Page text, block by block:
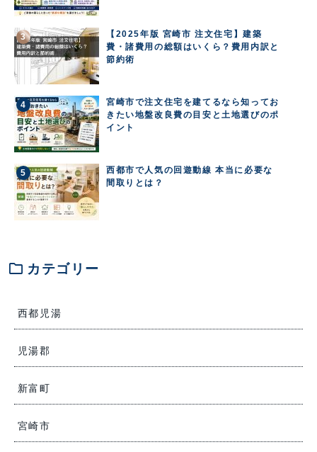
【2025年版 宮崎市 注文住宅】建築
費・諸費用の総額はいくら？費用内訳と
節約術
宮崎市で注文住宅を建てるなら知ってお
きたい地盤改良費の目安と土地選びのポ
イント
西都市で人気の回遊動線 本当に必要な
間取りとは？
folder カテゴリー
西都児湯
児湯郡
新富町
宮崎市